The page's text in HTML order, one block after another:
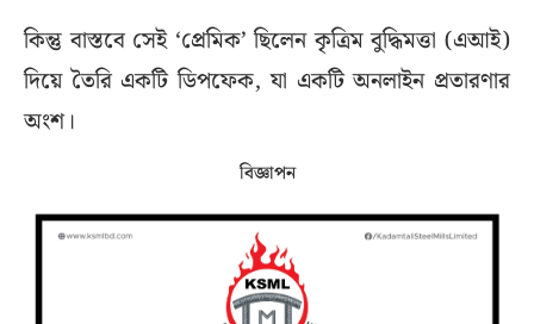
কিন্তু বাস্তবে সেই ‘প্রেমিক’ ছিলেন কৃত্রিম বুদ্ধিমত্তা (এআই)
দিয়ে তৈরি একটি ডিপফেক, যা একটি অনলাইন প্রতারণার
অংশ।
বিজ্ঞাপন